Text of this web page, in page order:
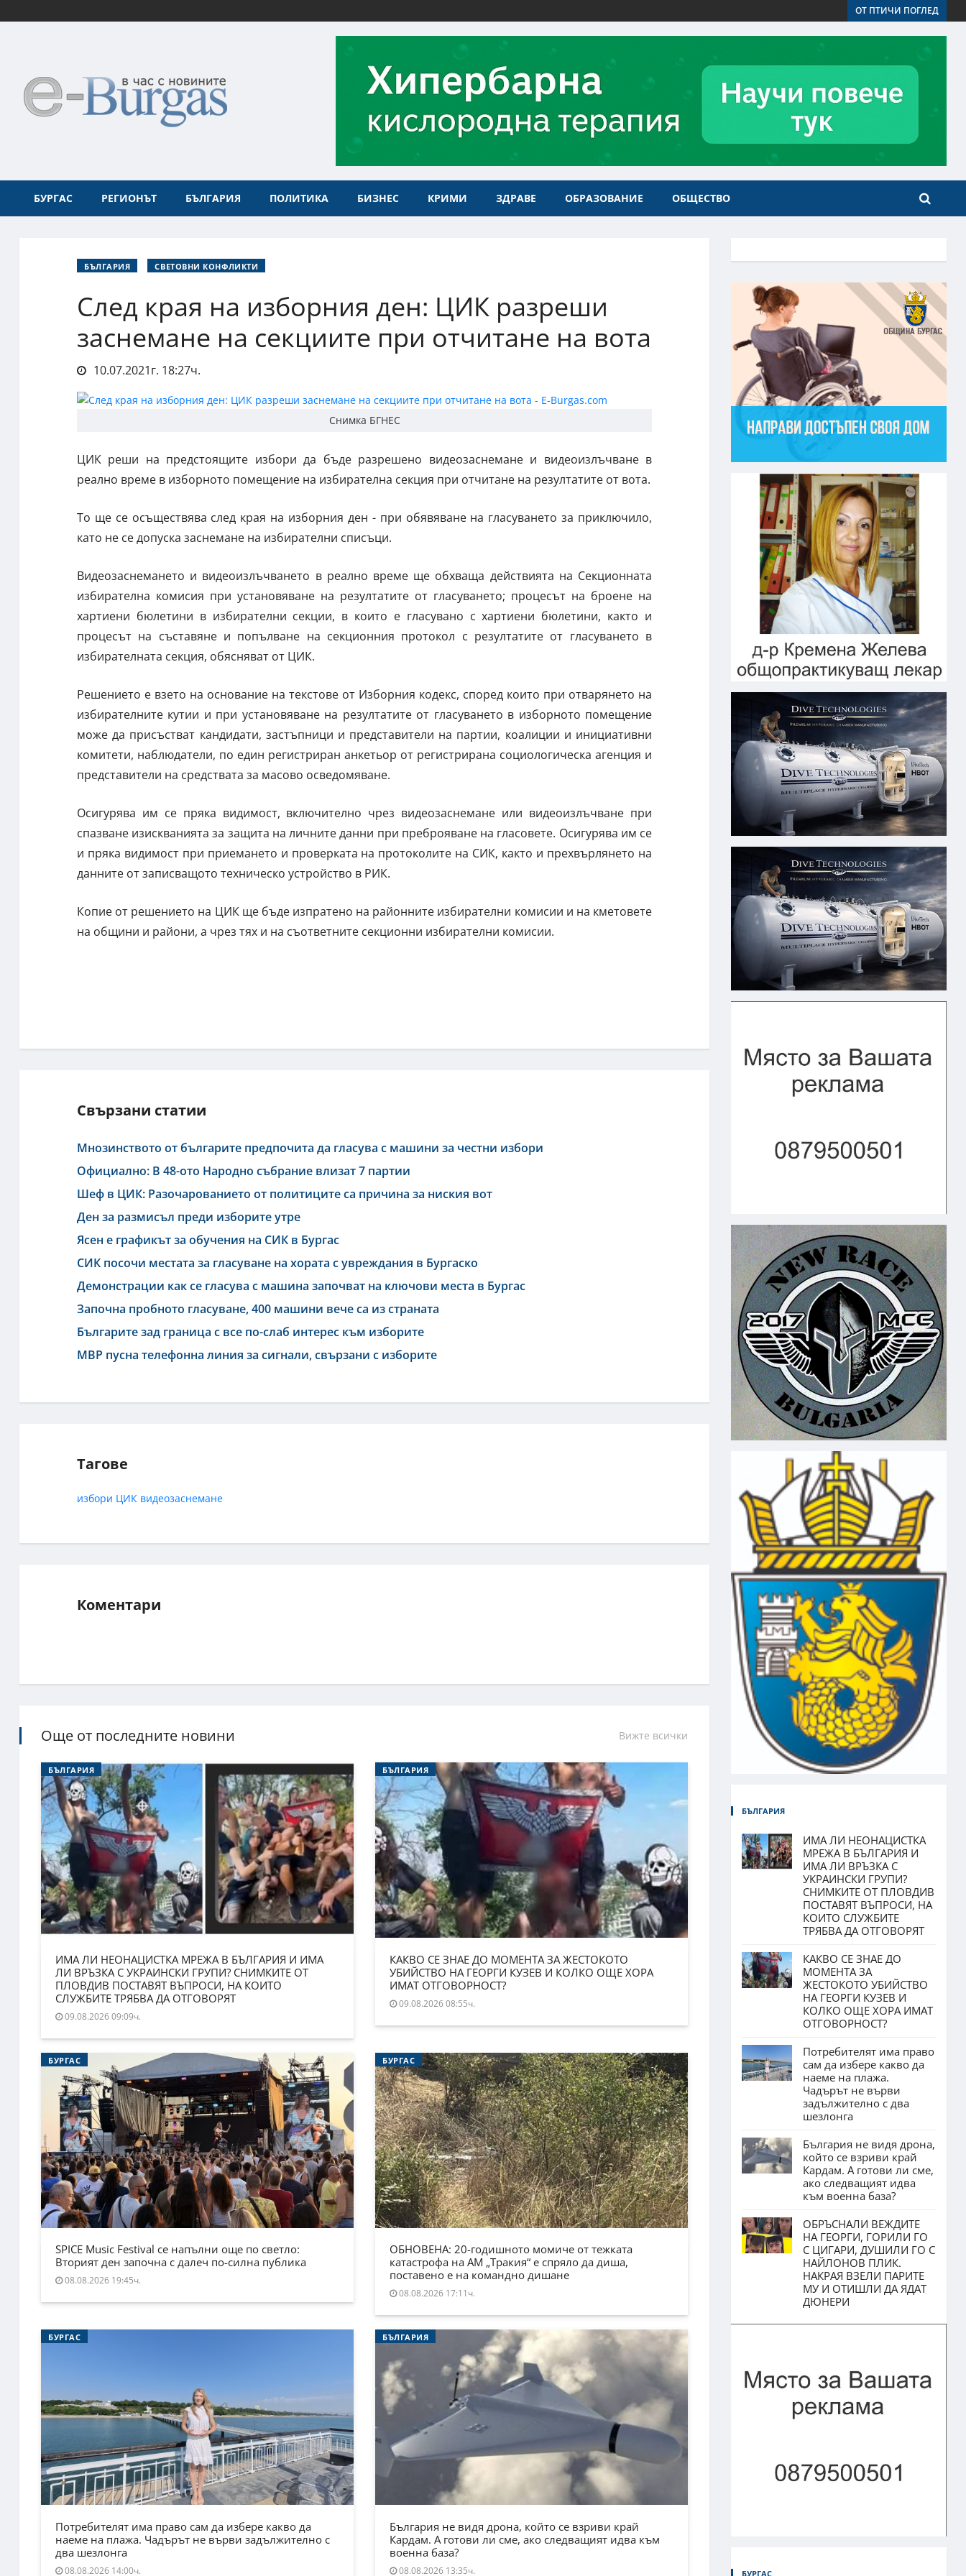
ОТ ПТИЧИ ПОГЛЕД
БУРГАС РЕГИОНЪТ БЪЛГАРИЯ ПОЛИТИКА БИЗНЕС КРИМИ ЗДРАВЕ ОБРАЗОВАНИЕ ОБЩЕСТВО
БЪЛГАРИЯ СВЕТОВНИ КОНФЛИКТИ
След края на изборния ден: ЦИК разреши
заснемане на секциите при отчитане на вота
10.07.2021г. 18:27ч.
Снимка БГНЕС
ЦИК реши на предстоящите избори да бъде разрешено видеозаснемане и видеоизлъчване в
реално време в изборното помещение на избирателна секция при отчитане на резултатите от вота.
То ще се осъществява след края на изборния ден - при обявяване на гласуването за приключило,
като не се допуска заснемане на избирателни списъци.
Видеозаснемането и видеоизлъчването в реално време ще обхваща действията на Секционната
избирателна комисия при установяване на резултатите от гласуването; процесът на броене на
хартиени бюлетини в избирателни секции, в които е гласувано с хартиени бюлетини, както и
процесът на съставяне и попълване на секционния протокол с резултатите от гласуването в
избирателната секция, обясняват от ЦИК.
Решението е взето на основание на текстове от Изборния кодекс, според които при отварянето на
избирателните кутии и при установяване на резултатите от гласуването в изборното помещение
може да присъстват кандидати, застъпници и представители на партии, коалиции и инициативни
комитети, наблюдатели, по един регистриран анкетьор от регистрирана социологическа агенция и
представители на средствата за масово осведомяване.
Осигурява им се пряка видимост, включително чрез видеозаснемане или видеоизлъчване при
спазване изискванията за защита на личните данни при преброяване на гласовете. Осигурява им се
и пряка видимост при приемането и проверката на протоколите на СИК, както и прехвърлянето на
данните от записващото техническо устройство в РИК.
Копие от решението на ЦИК ще бъде изпратено на районните избирателни комисии и на кметовете
на общини и райони, а чрез тях и на съответните секционни избирателни комисии.
Свързани статии
Мнозинството от българите предпочита да гласува с машини за честни избори
Официално: В 48-ото Народно събрание влизат 7 партии
Шеф в ЦИК: Разочарованието от политиците са причина за ниския вот
Ден за размисъл преди изборите утре
Ясен е графикът за обучения на СИК в Бургас
СИК посочи местата за гласуване на хората с увреждания в Бургаско
Демонстрации как се гласува с машина започват на ключови места в Бургас
Започна пробното гласуване, 400 машини вече са из страната
Българите зад граница с все по-слаб интерес към изборите
МВР пусна телефонна линия за сигнали, свързани с изборите
Тагове
избори ЦИК видеозаснемане
Коментари
Още от последните новини Вижте всички
БЪЛГАРИЯ
ИМА ЛИ НЕОНАЦИСТКА МРЕЖА В БЪЛГАРИЯ И ИМА
ЛИ ВРЪЗКА С УКРАИНСКИ ГРУПИ? СНИМКИТЕ ОТ
ПЛОВДИВ ПОСТАВЯТ ВЪПРОСИ, НА КОИТО
СЛУЖБИТЕ ТРЯБВА ДА ОТГОВОРЯТ
09.08.2026 09:09ч.
БЪЛГАРИЯ
КАКВО СЕ ЗНАЕ ДО МОМЕНТА ЗА ЖЕСТОКОТО
УБИЙСТВО НА ГЕОРГИ КУЗЕВ И КОЛКО ОЩЕ ХОРА
ИМАТ ОТГОВОРНОСТ?
09.08.2026 08:55ч.
БУРГАС
SPICE Music Festival се напълни още по светло:
Вторият ден започна с далеч по-силна публика
08.08.2026 19:45ч.
БУРГАС
ОБНОВЕНА: 20-годишното момиче от тежката
катастрофа на АМ „Тракия“ е спряло да диша,
поставено е на командно дишане
08.08.2026 17:11ч.
БУРГАС
Потребителят има право сам да избере какво да
наеме на плажа. Чадърът не върви задължително с
два шезлонга
08.08.2026 14:00ч.
БЪЛГАРИЯ
България не видя дрона, който се взриви край
Кардам. А готови ли сме, ако следващият идва към
военна база?
08.08.2026 13:35ч.
БЪЛГАРИЯ
ИМА ЛИ НЕОНАЦИСТКА
МРЕЖА В БЪЛГАРИЯ И
ИМА ЛИ ВРЪЗКА С
УКРАИНСКИ ГРУПИ?
СНИМКИТЕ ОТ ПЛОВДИВ
ПОСТАВЯТ ВЪПРОСИ, НА
КОИТО СЛУЖБИТЕ
ТРЯБВА ДА ОТГОВОРЯТ
КАКВО СЕ ЗНАЕ ДО
МОМЕНТА ЗА
ЖЕСТОКОТО УБИЙСТВО
НА ГЕОРГИ КУЗЕВ И
КОЛКО ОЩЕ ХОРА ИМАТ
ОТГОВОРНОСТ?
Потребителят има право
сам да избере какво да
наеме на плажа.
Чадърът не върви
задължително с два
шезлонга
България не видя дрона,
който се взриви край
Кардам. А готови ли сме,
ако следващият идва
към военна база?
ОБРЪСНАЛИ ВЕЖДИТЕ
НА ГЕОРГИ, ГОРИЛИ ГО
С ЦИГАРИ, ДУШИЛИ ГО С
НАЙЛОНОВ ПЛИК.
НАКРАЯ ВЗЕЛИ ПАРИТЕ
МУ И ОТИШЛИ ДА ЯДАТ
ДЮНЕРИ
БУРГАС